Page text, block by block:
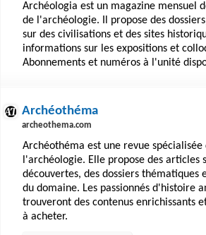
Archéologia est un magazine mensuel
de l'archéologie. Il propose des
sur des civilisations et des sites
informations sur les expositions et
Abonnements et numéros à l'unité
Archéothéma
archeothema.com
Archéothéma est une revue
l'archéologie. Elle propose des articles
découvertes, des dossiers thématiques
du domaine. Les passionnés d'histoire
trouveront des contenus enrichissants
à acheter.